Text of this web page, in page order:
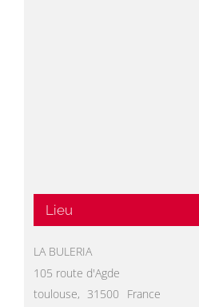
Lieu
LA BULERIA
105 route d'Agde
toulouse, 31500
France